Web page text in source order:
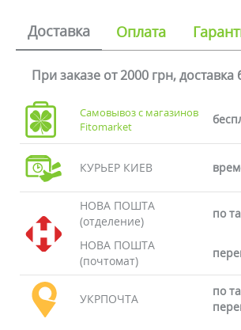
Доставка Оплата
При заказе от 2000 грн, доставка
Самовывоз с магазинов
Fitomarket
КУРЬЕР КИЕВ
НОВА ПОШТА
(отделение)
по
НОВА ПОШТА
(почтомат)
УКРПОЧТА
по